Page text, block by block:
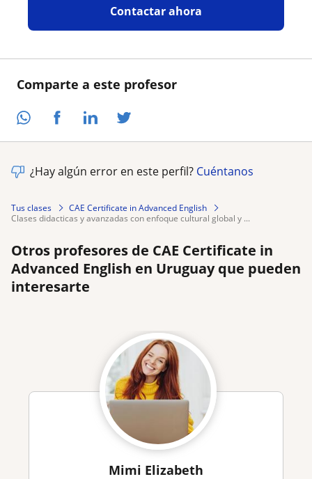
Comparte a este profesor
Contactar ahora
¿Hay algún error en este perfil? Cuéntanos
Tus clases
CAE Certificate in Advanced English
clases didacticas y avanzadas con enfoque cultural global y ...
Otros profesores de CAE Certificate in
Advanced English en Uruguay que pueden
interesarte
Mimi Elizabeth